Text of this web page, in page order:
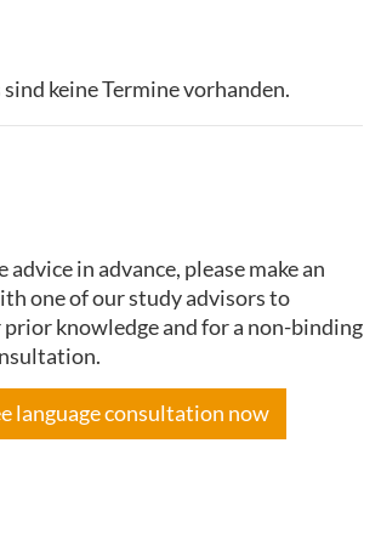
keine Termine vorhanden.
in advance, please make an
one of our study advisors to
knowledge and for a non-binding
language consultation now